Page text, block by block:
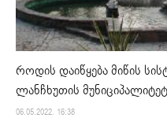
როდის დაიწყება მიწის
ლანჩხუთის
06.05.2022. 16:38